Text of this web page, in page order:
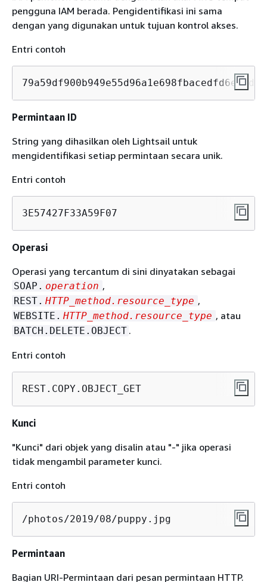
pengguna IAM berada. Pengidentifikasi ini sama
dengan yang digunakan untuk tujuan kontrol akses.
Entri contoh
Permintaan ID
String yang dihasilkan oleh Lightsail untuk
mengidentifikasi setiap permintaan secara unik.
Entri contoh
3E57427F33A59F07
Operasi
Operasi yang tercantum di sini dinyatakan sebagai
SOAP. operation ,
REST. HTTP_method.resource_type ,
WEBSITE. HTTP_method.resource_type , atau
BATCH.DELETE.OBJECT .
Entri contoh
REST.COPY.OBJECT_GET
Kunci
"Kunci" dari objek yang disalin atau "-" jika operasi
tidak mengambil parameter kunci.
Entri contoh
/photos/2019/08/puppy.jpg
Permintaan
Bagian URI-Permintaan dari pesan permintaan HTTP.